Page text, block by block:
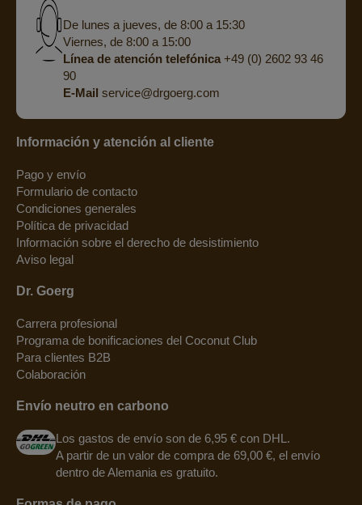
De lunes a jueves, de 8:00 a 15:30
Viernes, de 8:00 a 15:00
Línea de atención telefónica+49 (0) 2602 93 46
90
E-Mail service@drgoerg.com
Información y atención al cliente
Pago y envío
Formulario de contacto
Condiciones generales
Política de privacidad
Información sobre el derecho de desistimiento
Aviso legal
Dr. Goerg
Carrera profesional
Programa de bonificaciones del Coconut Club
Para clientes B2B
Colaboración
Envío neutro en carbono
Los gastos de envío son de 6,95 € con DHL.
A partir de un valor de compra de 69,00 €, el envío
dentro de Alemania es gratuito.